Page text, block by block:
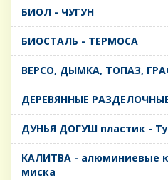
БИОЛ - ЧУГУН
БИОСТАЛЬ - ТЕРМОСА
ВЕРСО, ДЫМКА, ТОПАЗ,
ДЕРЕВЯННЫЕ
ДУНЬЯ ДОГУШ пластик -
КАЛИТВА - алюминиевые
миска